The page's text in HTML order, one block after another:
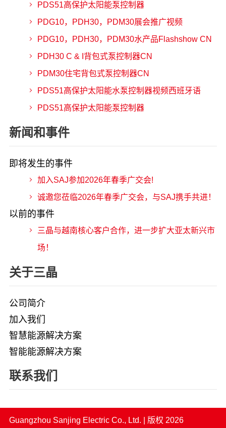
PDS51高保护太阳能泵控制器
PDG10，PDH30，PDM30展会推广视频
PDG10，PDH30，PDM30水产品Flashshow CN
PDH30 C & I背包式泵控制器CN
PDM30住宅背包式泵控制器CN
PDS51高保护太阳能水泵控制器视频西班牙语
PDS51高保护太阳能泵控制器
新闻和事件
即将发生的事件
加入SAJ参加2026年春季广交会!
诚邀您莅临2026年春季广交会，与SAJ携手共进！
以前的事件
三晶与越南核心客户合作，进一步扩大亚太新兴市
场！
关于三晶
公司简介
加入我们
智慧能源解决方案
智能能源解决方案
联系我们
Guangzhou Sanjing Electric Co., Ltd. | 版权 2026